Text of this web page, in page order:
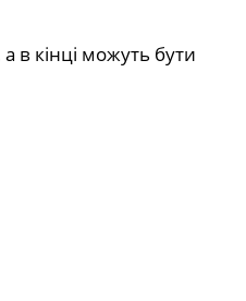
в кінці можуть бути